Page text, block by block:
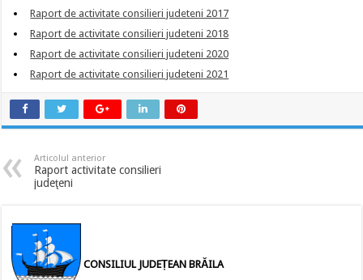
Raport de activitate consilieri judeteni 2017
Raport de activitate consilieri judeteni 2018
Raport de activitate consilieri judeteni 2020
Raport de activitate consilieri judeteni 2021
Articolul anterior
Raport activitate consilieri
judeţeni
CONSILIUL JUDEȚEAN BRĂILA